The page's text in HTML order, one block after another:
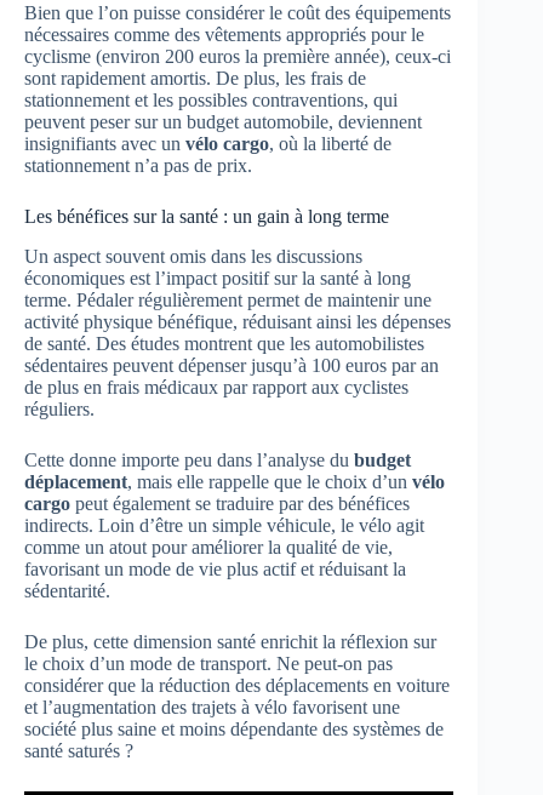
Bien que l’on puisse considérer le coût des équipements
nécessaires comme des vêtements appropriés pour le
cyclisme (environ 200 euros la première année), ceux-ci
sont rapidement amortis. De plus, les frais de
stationnement et les possibles contraventions, qui
peuvent peser sur un budget automobile, deviennent
insignifiants avec un vélo cargo, où la liberté de
stationnement n’a pas de prix.
Les bénéfices sur la santé : un gain à long terme
Un aspect souvent omis dans les discussions
économiques est l’impact positif sur la santé à long
terme. Pédaler régulièrement permet de maintenir une
activité physique bénéfique, réduisant ainsi les dépenses
de santé. Des études montrent que les automobilistes
sédentaires peuvent dépenser jusqu’à 100 euros par an
de plus en frais médicaux par rapport aux cyclistes
réguliers.
Cette donne importe peu dans l’analyse du budget
déplacement, mais elle rappelle que le choix d’un vélo
cargo peut également se traduire par des bénéfices
indirects. Loin d’être un simple véhicule, le vélo agit
comme un atout pour améliorer la qualité de vie,
favorisant un mode de vie plus actif et réduisant la
sédentarité.
De plus, cette dimension santé enrichit la réflexion sur
le choix d’un mode de transport. Ne peut-on pas
considérer que la réduction des déplacements en voiture
et l’augmentation des trajets à vélo favorisent une
société plus saine et moins dépendante des systèmes de
santé saturés ?